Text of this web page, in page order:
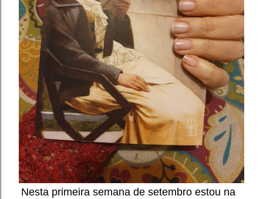
Nesta primeira semana de setembro estou na